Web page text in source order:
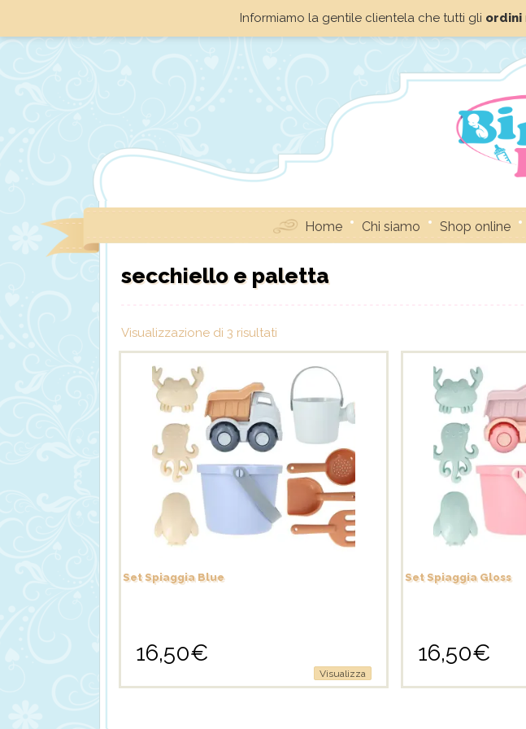
Informiamo la gentile clientela che tutti gli ordini
Home Chi siamo Shop online
secchiello e paletta
Visualizzazione di 3 risultati
Set Spiaggia Blue
16,50€
Visualizza
Set Spiaggia Gloss
16,50€